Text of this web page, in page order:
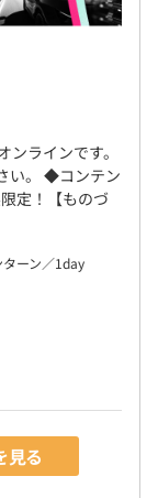
ラインです。
い。 ◆コンテン
定！【ものづ
ーン／1day
見る